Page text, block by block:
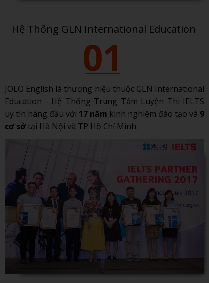
Hệ Thống GLN International Education
01
JOLO English là thương hiệu thuộc GLN International
Education - Hệ Thống Trung Tâm Luyện Thi IELTS
uy tín hàng đầu với 17 năm kinh nghiệm đào tạo và 9
cơ sởtại Hà Nội và TP Hồ Chí Minh.